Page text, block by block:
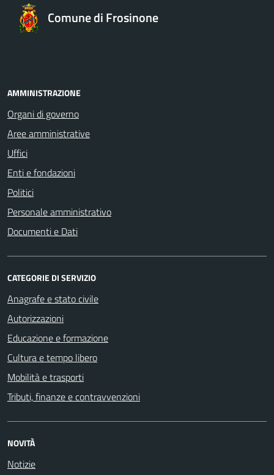
Comune di Frosinone
AMMINISTRAZIONE
Organi di governo
Aree amministrative
Uffici
Enti e fondazioni
Politici
Personale amministrativo
Documenti e Dati
CATEGORIE DI SERVIZIO
Anagrafe e stato civile
Autorizzazioni
Educazione e formazione
Cultura e tempo libero
Mobilità e trasporti
Tributi, finanze e contravvenzioni
NOVITÀ
Notizie